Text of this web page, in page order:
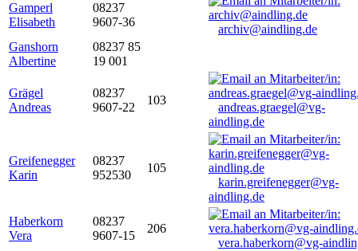
Gamperl
Elisabeth
08237
9607-36
archiv@aindling.de
Ganshorn
Albertine
08237 85
19 001
Grägel
Andreas
08237
9607-22
103
andreas.graegel@vg-
aindling.de
Greifenegger
Karin
08237
952530
105
karin.greifenegger@vg-
aindling.de
Haberkorn
Vera
08237
9607-15
206
vera.haberkorn@vg-